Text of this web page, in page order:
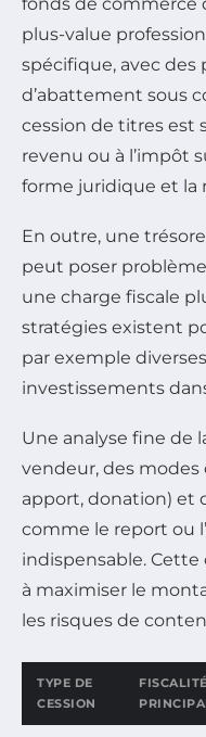
plus-value
spécifique, avec des
d’abattement sous
cession de titres est
revenu ou à l’impôt
forme juridique et la
En outre, une
peut poser
une charge fiscale
stratégies existent
par exemple
investissements
Une analyse fine de
vendeur, des modes
apport, donation) et
comme le report ou
indispensable.
à maximiser le
les risques de
TYPE DE
CESSION
FISCALITÉ